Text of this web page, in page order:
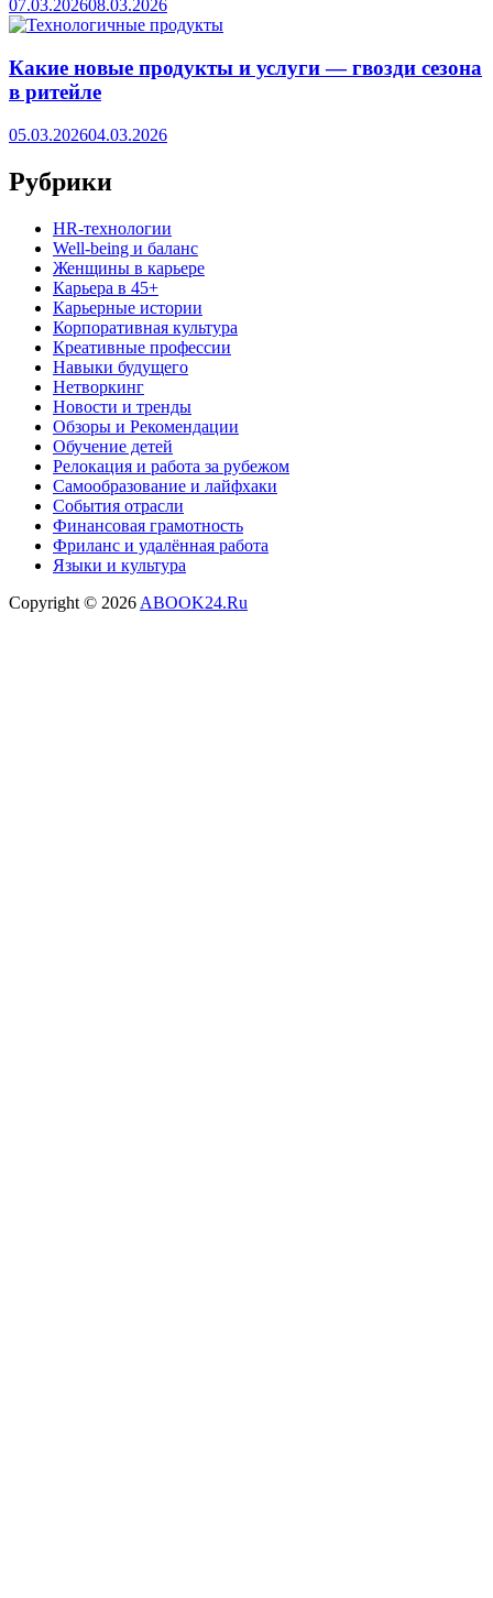
07.03.202608.03.2026
Какие новые продукты и услуги — гвозди сезона
в ритейле
05.03.202604.03.2026
Рубрики
HR‑технологии
Well-being и баланс
Женщины в карьере
Карьера в 45+
Карьерные истории
Корпоративная культура
Креативные профессии
Навыки будущего
Нетворкинг
Новости и тренды
Обзоры и Рекомендации
Обучение детей
Релокация и работа за рубежом
Самообразование и лайфхаки
События отрасли
Финансовая грамотность
Фриланс и удалённая работа
Языки и культура
Copyright © 2026 ABOOK24.Ru